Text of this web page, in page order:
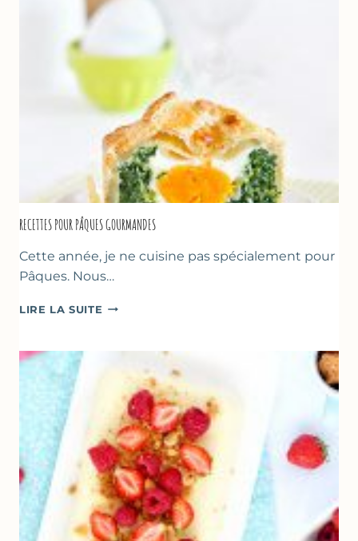
GREC
RECETTES POUR PÂQUES GOURMANDES
Cette année, je ne cuisine pas spécialement pour
Pâques. Nous…
LIRE LA SUITE RECETTES
GOURMANDES